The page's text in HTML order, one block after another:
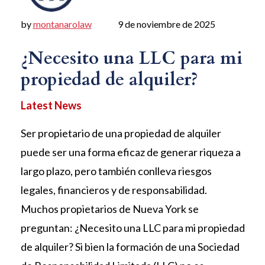
9 de noviembre de 2025
bymontanarolaw
¿Necesito una LLC para mi
propiedad de alquiler?
Ser propietario de una propiedad de alquiler
puede ser una forma eficaz de generar riqueza a
largo plazo, pero también conlleva riesgos
legales, financieros y de responsabilidad.
Muchos propietarios de Nueva York se
preguntan: ¿Necesito una LLC para mi propiedad
de alquiler? Si bien la formación de una Sociedad